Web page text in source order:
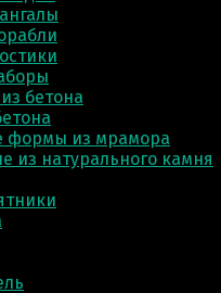
бетона
формы из мрамора
из натурального камня